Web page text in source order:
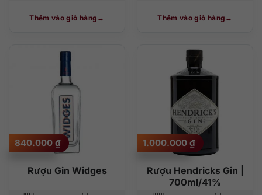
Thêm vào giỏ hàng Thêm vào giỏ hàng
Rượu Gin Widges
840.000 ₫
Rượu Hendricks Gin |
700ml/41%
1.000.000 ₫